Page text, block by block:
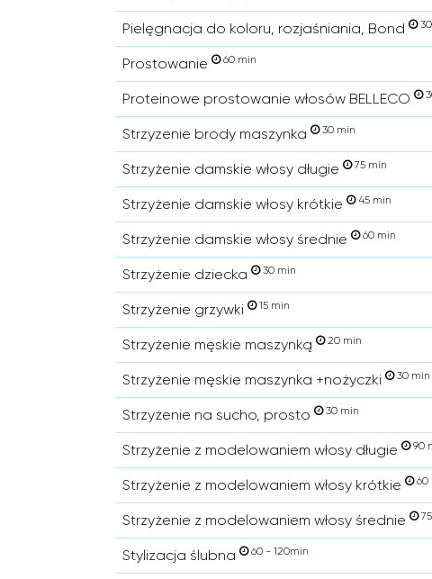
Pielęgnacja do koloru, rozjaśniania, Bond
Prostowanie 60 min
Proteinowe prostowanie włosów BELLECO
Strzyzenie brody maszynka 30 min
Strzyżenie damskie włosy długie 75 min
Strzyżenie damskie włosy krótkie 45 min
Strzyżenie damskie włosy średnie 60 min
Strzyżenie dziecka 30 min
Strzyżenie grzywki 15 min
Strzyżenie męskie maszynką 20 min
Strzyżenie męskie maszynka +nożyczki 30 min
Strzyżenie na sucho, prosto 30 min
Strzyżenie z modelowaniem włosy długie 90
Strzyżenie z modelowaniem włosy krótkie 60
Strzyżenie z modelowaniem włosy średnie
Stylizacja ślubna 60 - 120min